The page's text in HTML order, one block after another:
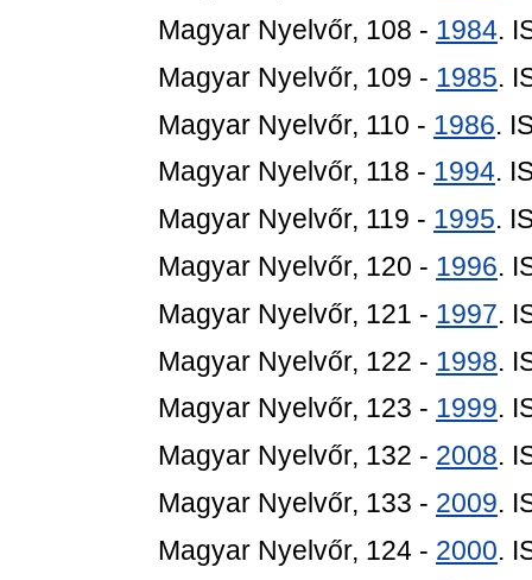
Magyar Nyelvőr, 108 - 1984.
Magyar Nyelvőr, 109 - 1985.
Magyar Nyelvőr, 110 - 1986.
Magyar Nyelvőr, 118 - 1994.
Magyar Nyelvőr, 119 - 1995.
Magyar Nyelvőr, 120 - 1996.
Magyar Nyelvőr, 121 - 1997.
Magyar Nyelvőr, 122 - 1998.
Magyar Nyelvőr, 123 - 1999.
Magyar Nyelvőr, 132 - 2008.
Magyar Nyelvőr, 133 - 2009.
Magyar Nyelvőr, 124 - 2000.